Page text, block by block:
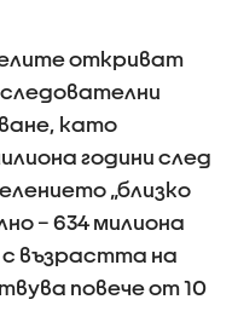
откриват
като
години след
„близко
– 634 милиона
с възрастта на
повече от 10